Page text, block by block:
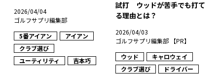
2026/04/04
ゴルフサプリ編集部
5番アイアン
アイアン
クラブ選び
ユーティリティ
吉本巧
試打 ウッドが苦手でも打て
る理由とは？
2026/04/03
ゴルフサプリ編集部 【PR】
ウッド
キャロウェイ
クラブ選び
ドライバー